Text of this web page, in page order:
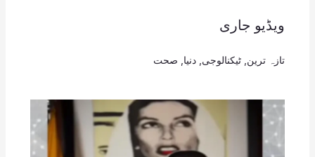
ویڈیو جاری
تازہ ترین ٹیکنالوجی دنیا صحت